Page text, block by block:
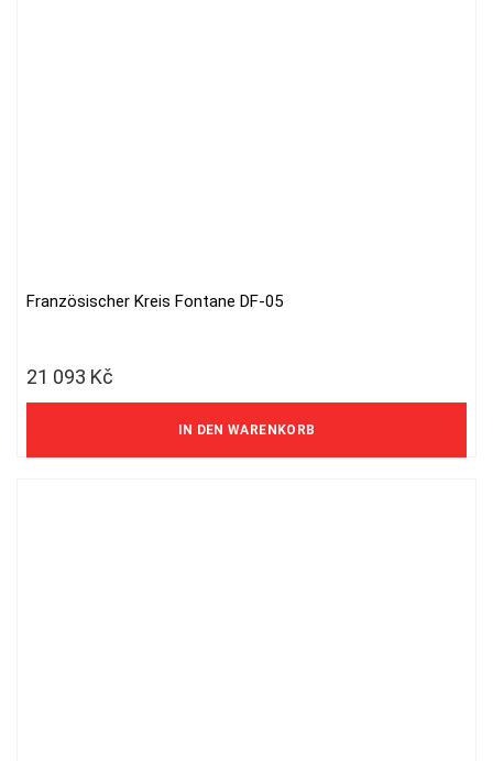
Französischer Kreis Fontane DF-05
21 093 Kč
17 432 Kč ohne MwSt.
IN DEN WARENKORB